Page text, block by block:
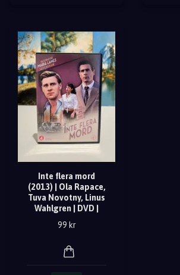
Inte flera mord
(2013) | Ola Rapace,
Tuva Novotny, Linus
Wahlgren | DVD |
99 kr